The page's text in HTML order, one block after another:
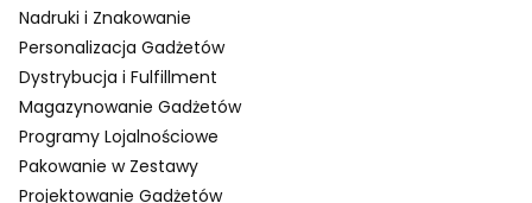
Nadruki i Znakowanie
Personalizacja Gadżetów
Dystrybucja i Fulfillment
Magazynowanie Gadżetów
Programy Lojalnościowe
Pakowanie w Zestawy
Projektowanie Gadżetów